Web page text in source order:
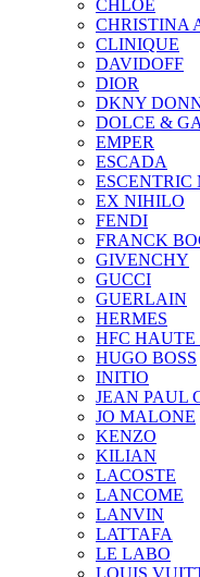
CHLOE
CHRISTINA
CLINIQUE
DAVIDOFF
DIOR
DKNY
DOLCE &
EMPER
ESCADA
ESCENTRIC
EX NIHILO
FENDI
FRANCK
GIVENCHY
GUCCI
GUERLAIN
HERMES
HFC HAUTE
HUGO BOSS
INITIO
JEAN PAUL
JO MALONE
KENZO
KILIAN
LACOSTE
LANCOME
LANVIN
LATTAFA
LE LABO
LOUIS